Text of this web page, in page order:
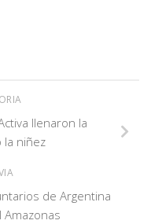
llenaron la
la niñez
de Argentina